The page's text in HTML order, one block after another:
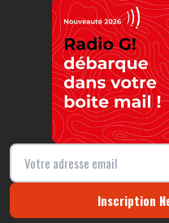
Inscription